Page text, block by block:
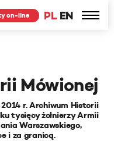
PL EN
on-line
Mówionej
2014 r. Archiwum Historii
tysięcy żołnierzy Armii
Warszawskiego,
i za granicą.